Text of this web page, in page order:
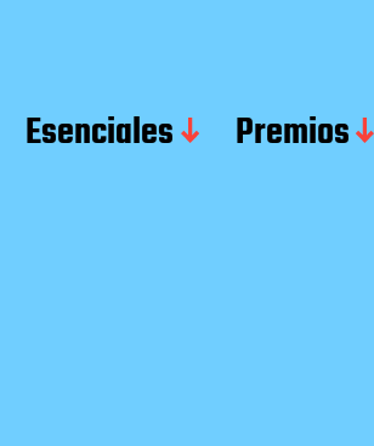
Esenciales
Premios